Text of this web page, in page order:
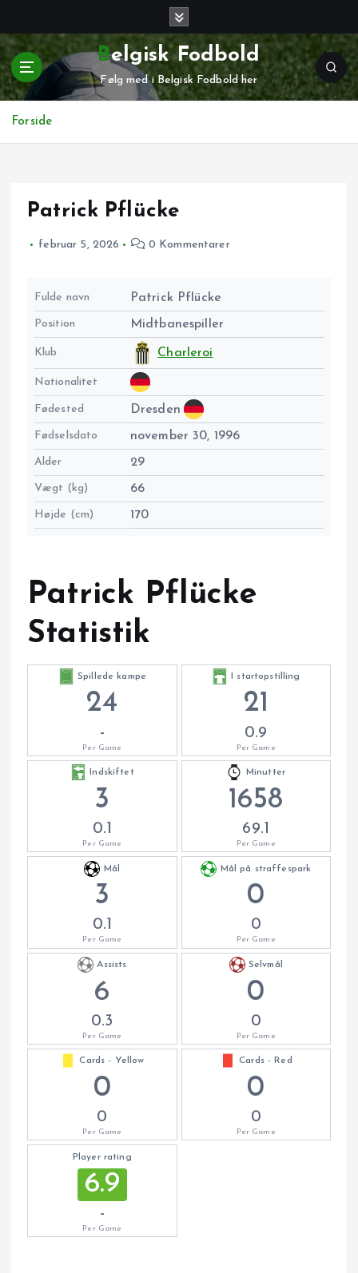
t
i
i
Belgisk Fodbold
Følg med i Belgisk Fodbold her
Forside
Patrick Pflücke
februar 5, 2026 0 Kommentarer
Fulde navn Patrick Pflücke
Position Midtbanespiller
Klub Charleroi
Nationalitet
Fødested Dresden
Fødselsdato november 30, 1996
Alder 29
Vægt (kg) 66
Højde (cm) 170
Patrick Pflücke
Statistik
Spillede kampe
24
-
Per Game
I startopstilling
21
0.9
Per Game
Indskiftet
3
0.1
Per Game
Minutter
1658
69.1
Per Game
Mål
3
0.1
Per Game
Mål på straffespark
0
0
Per Game
Assists
6
0.3
Per Game
Selvmål
0
0
Per Game
Cards - Yellow
0
0
Per Game
Cards - Red
0
0
Per Game
Player rating
6.9
-
Per Game